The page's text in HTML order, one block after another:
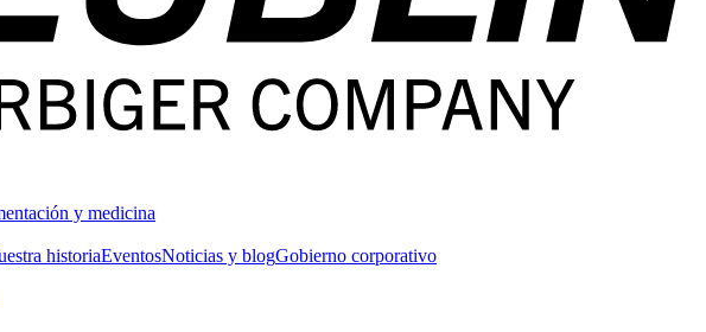
y medicina
historiaEventosNoticias y blogGobierno corporativo